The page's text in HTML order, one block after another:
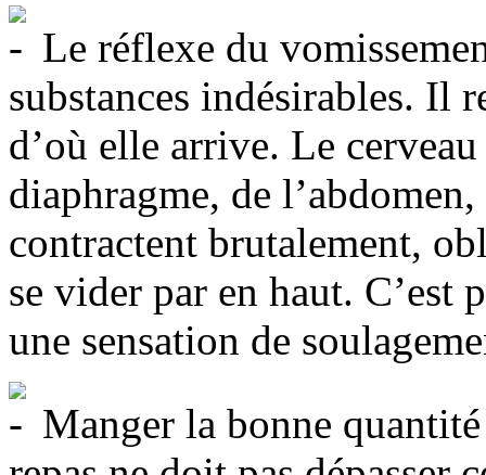
Le réflexe du
substances indésirables. Il
d’où elle arrive. Le
diaphragme, de
contractent brutalement,
se vider par en haut.
une sensation de
Manger la bonne